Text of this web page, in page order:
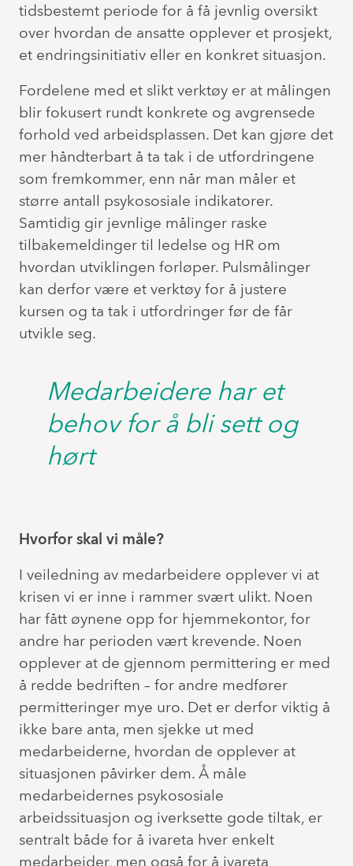
tidsbestemt periode for å få jevnlig oversikt
over hvordan de ansatte opplever et prosjekt,
et endringsinitiativ eller en konkret situasjon.
Fordelene med et slikt verktøy er at målingen
blir fokusert rundt konkrete og avgrensede
forhold ved arbeidsplassen. Det kan gjøre det
mer håndterbart å ta tak i de utfordringene
som fremkommer, enn når man måler et
større antall psykososiale indikatorer.
Samtidig gir jevnlige målinger raske
tilbakemeldinger til ledelse og HR om
hvordan utviklingen forløper. Pulsmålinger
kan derfor være et verktøy for å justere
kursen og ta tak i utfordringer før de får
utvikle seg.
Medarbeidere har et
behov for å bli sett og
hørt
Hvorfor skal vi måle?
I veiledning av medarbeidere opplever vi at
krisen vi er inne i rammer svært ulikt. Noen
har fått øynene opp for hjemmekontor, for
andre har perioden vært krevende. Noen
opplever at de gjennom permittering er med
å redde bedriften – for andre medfører
permitteringer mye uro. Det er derfor viktig å
ikke bare anta, men sjekke ut med
medarbeiderne, hvordan de opplever at
situasjonen påvirker dem. Å måle
medarbeidernes psykososiale
arbeidssituasjon og iverksette gode tiltak, er
sentralt både for å ivareta hver enkelt